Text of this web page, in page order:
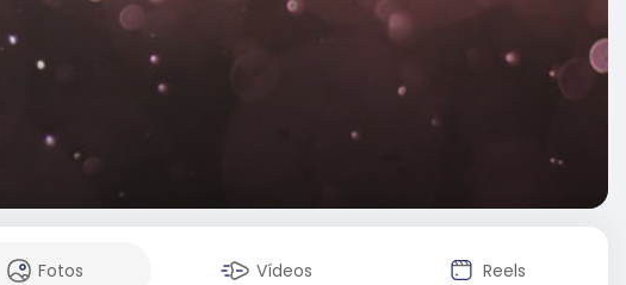
Fotos Vídeos Reels